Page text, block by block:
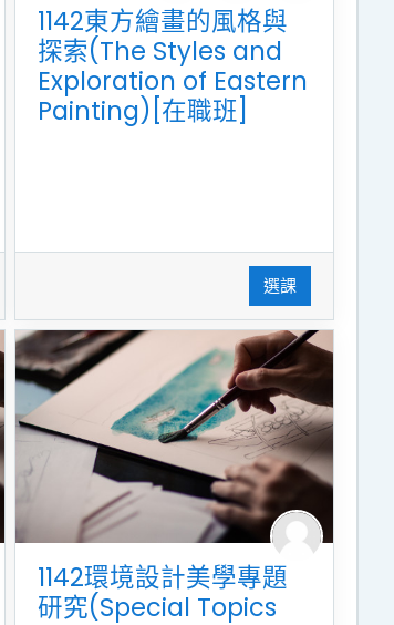
1142東方繪畫的風格與
探索(The Styles and
Exploration of Eastern
Painting)[在職班]
選課
1142環境設計美學專題
研究(Special Topics